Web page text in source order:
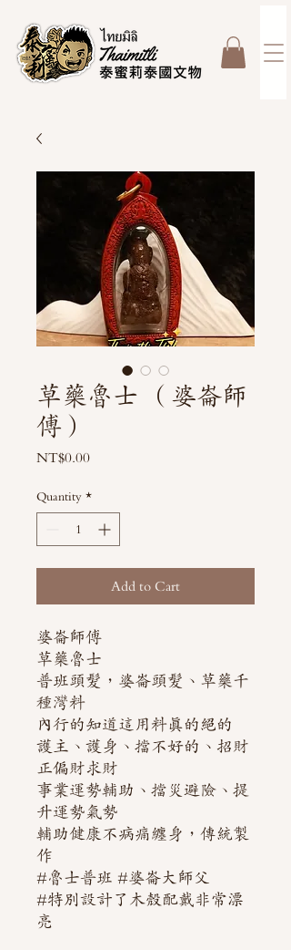
草藥魯士 （婆崙師
傅）
NT$0.00Price
Quantity *
Add to Cart
婆崙師傅
草藥魯士
普班頭髮，婆崙頭髮、草藥千
種灣料
內行的知道這用料真的絕的
護主、護身、擋不好的、招財
正偏財求財
事業運勢輔助、擋災避險、提
升運勢氣勢
輔助健康不病痛纏身，傳統製
作
#魯士普班 #婆崙大師父
#特別設計了木殼配戴非常漂
亮